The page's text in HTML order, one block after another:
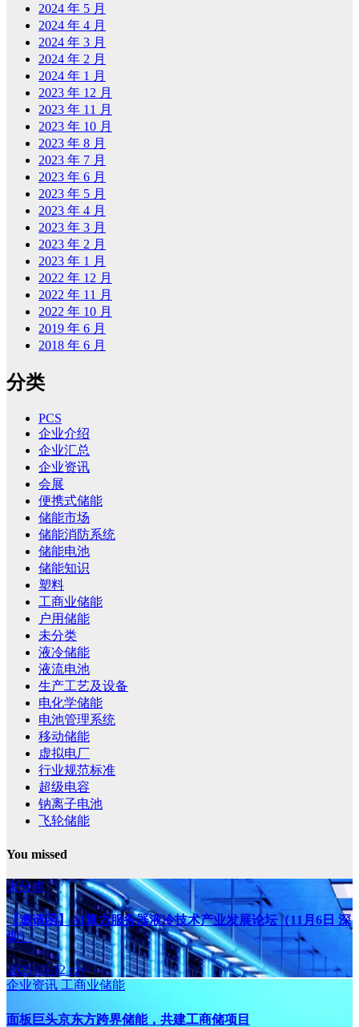
2024 年 5 月
2024 年 4 月
2024 年 3 月
2024 年 2 月
2024 年 1 月
2023 年 12 月
2023 年 11 月
2023 年 10 月
2023 年 8 月
2023 年 7 月
2023 年 6 月
2023 年 5 月
2023 年 4 月
2023 年 3 月
2023 年 2 月
2023 年 1 月
2022 年 12 月
2022 年 11 月
2022 年 10 月
2019 年 6 月
2018 年 6 月
分类
PCS
企业介绍
企业汇总
企业资讯
会展
便携式储能
储能市场
储能消防系统
储能电池
储能知识
塑料
工商业储能
户用储能
未分类
液冷储能
液流电池
生产工艺及设备
电化学储能
电池管理系统
移动储能
虚拟电厂
行业规范标准
超级电容
钠离子电池
飞轮储能
You missed
未分类
【邀请函】AI算力服务器液冷技术产业发展论坛（11月6日 深
圳）
2025-09-12czy
企业资讯 工商业储能
面板巨头京东方跨界储能，共建工商储项目